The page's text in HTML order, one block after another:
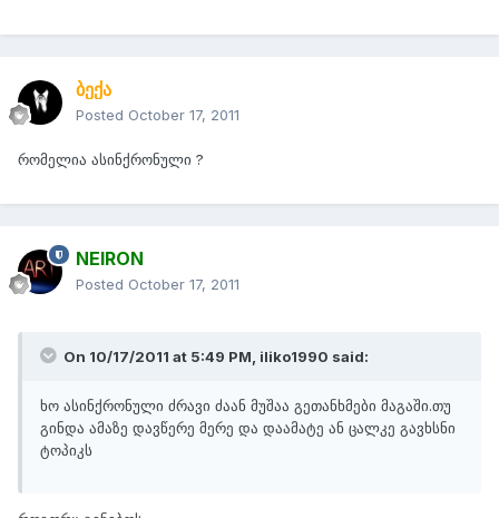
ბექა
Posted October 17, 2011
რომელია ასინქრონული ?
NEIRON
Posted October 17, 2011
On 10/17/2011 at 5:49 PM, iliko1990 said:
ხო ასინქრონული ძრავი ძაან მუშაა გეთანხმები მაგაში.თუ
გინდა ამაზე დავწერე მერე და დაამატე ან ცალკე გავხსნი
ტოპიკს